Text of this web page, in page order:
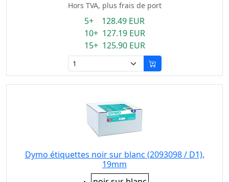
Hors TVA, plus frais de port
5+ 128.49 EUR
10+ 127.19 EUR
15+ 125.90 EUR
Dymo étiquettes noir sur blanc (2093098 / D1),
19mm
Eigenschaft: